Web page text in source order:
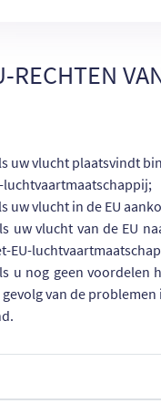
RECHTEN
uw vlucht plaatsvindt
luchtvaartmaatschappij;
uw vlucht in de EU
uw vlucht van de EU
EU-
u nog geen voordelen
gevolg van de